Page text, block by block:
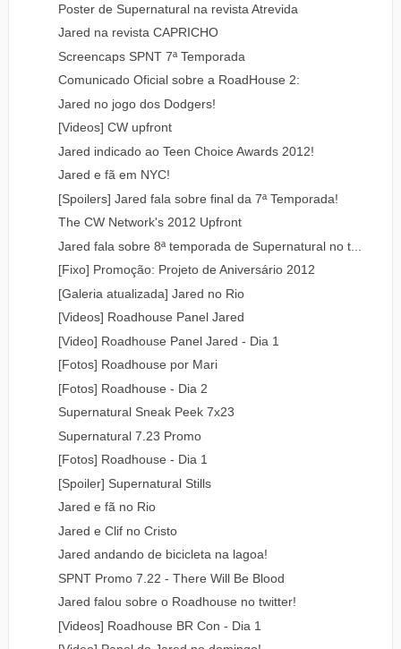
Poster de Supernatural na revista Atrevida
Jared na revista CAPRICHO
Screencaps SPNT 7ª Temporada
Comunicado Oficial sobre a RoadHouse 2:
Jared no jogo dos Dodgers!
[Videos] CW upfront
Jared indicado ao Teen Choice Awards 2012!
Jared e fã em NYC!
[Spoilers] Jared fala sobre final da 7ª Temporada!
The CW Network's 2012 Upfront
Jared fala sobre 8ª temporada de Supernatural no t...
[Fixo] Promoção: Projeto de Aniversário 2012
[Galeria atualizada] Jared no Rio
[Videos] Roadhouse Panel Jared
[Video] Roadhouse Panel Jared - Dia 1
[Fotos] Roadhouse por Mari
[Fotos] Roadhouse - Dia 2
Supernatural Sneak Peek 7x23
Supernatural 7.23 Promo
[Fotos] Roadhouse - Dia 1
[Spoiler] Supernatural Stills
Jared e fã no Rio
Jared e Clif no Cristo
Jared andando de bicicleta na lagoa!
SPNT Promo 7.22 - There Will Be Blood
Jared falou sobre o Roadhouse no twitter!
[Videos] Roadhouse BR Con - Dia 1